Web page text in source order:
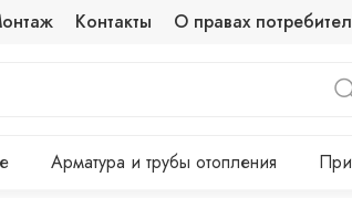
Контакты О правах
Арматура и трубы отопления